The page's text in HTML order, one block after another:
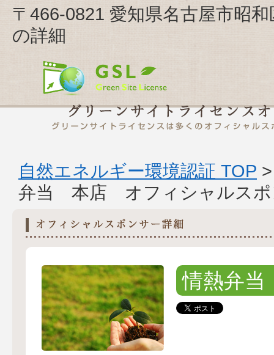
〒466-0821 愛知県名古屋市昭
の詳細
自然エネルギー環境認証 TOP
弁当 本店 オフィシャルスポ
情熱弁